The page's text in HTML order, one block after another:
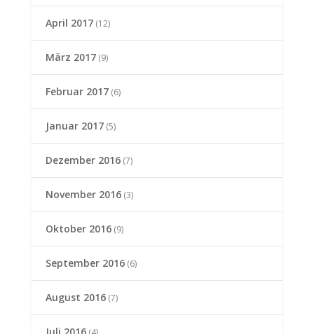
April 2017(12)
März 2017(9)
Februar 2017(6)
Januar 2017(5)
Dezember 2016(7)
November 2016(3)
Oktober 2016(9)
September 2016(6)
August 2016(7)